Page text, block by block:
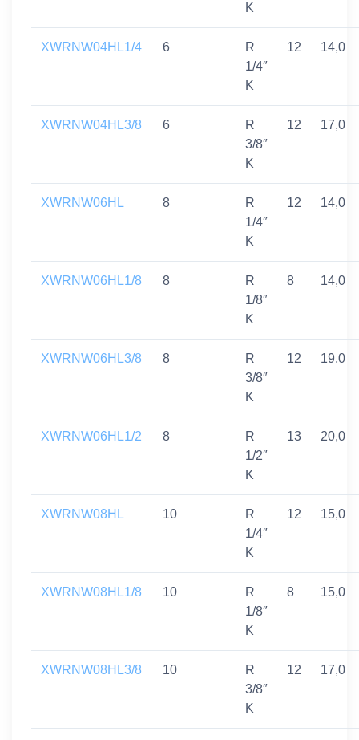
K
XWRNW04HL1/4 6
R
1/4″
K
12 14,0
XWRNW04HL3/8 6
R
3/8″
K
12 17,0
XWRNW06HL 8
R
1/4″
K
12 14,0
XWRNW06HL1/8 8
R
1/8″
K
8 14,0
XWRNW06HL3/8 8
R
3/8″
K
12 19,0
XWRNW06HL1/2 8
R
1/2″
K
13 20,0
XWRNW08HL 10
R
1/4″
K
12 15,0
XWRNW08HL1/8 10
R
1/8″
K
8 15,0
XWRNW08HL3/8 10
R
3/8″
K
12 17,0